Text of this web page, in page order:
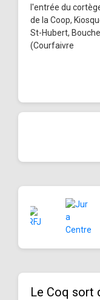
l'entrée du
de la Coop,
St-Hubert,
(Courfaivre
Le Coq sort